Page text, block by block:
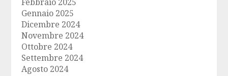
Gennaio 2025
Dicembre 2024
Novembre 2024
Ottobre 2024
Settembre 2024
Agosto 2024